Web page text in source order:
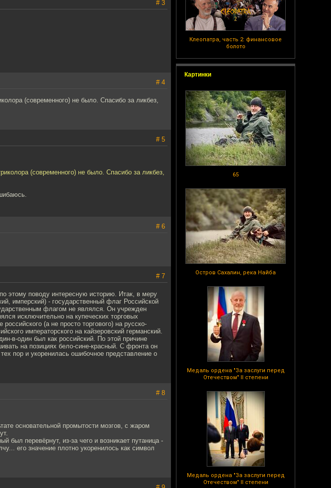
Клеопатра, часть 2: финансовое
болото
Картинки
65
Остров Сахалин, река Найба
Медаль ордена "За заслуги перед
Отечеством" II степени
Медаль ордена "За заслуги перед
Отечеством" II степени
# 3
# 4
(современного) не было. Спасибо за ликбез,
# 5
(современного) не было. Спасибо за ликбез,
# 6
# 7
этому поводу интересную историю. Итак, в меру
имперский) - государственный флаг Российской
флагом не являлся. Он учрежден
исключительно на купеческих торговых
(а не просто торгового) на русско-
императорского на кайзеровский германский.
в-один был как российский. По этой причине
на позициях бело-сине-красный. С фронта он
пор и укоренилась ошибочное представление о
# 8
основательной промытости мозгов, с жаром
был перевёрнут, из-за чего и возникает путаница -
его значение плотно укоренилось как символ